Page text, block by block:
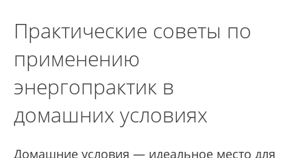
Практические советы по
применению
энергопрактик в
домашних условиях
Домашние условия — идеальное место для